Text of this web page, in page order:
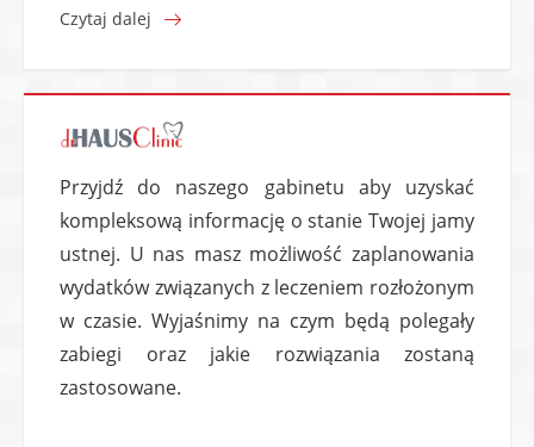
Czytaj dalej
Przyjdź do naszego gabinetu aby uzyskać
kompleksową informację o stanie Twojej jamy
ustnej. U nas masz możliwość zaplanowania
wydatków związanych z leczeniem rozłożonym
w czasie. Wyjaśnimy na czym będą polegały
zabiegi oraz jakie rozwiązania zostaną
zastosowane.